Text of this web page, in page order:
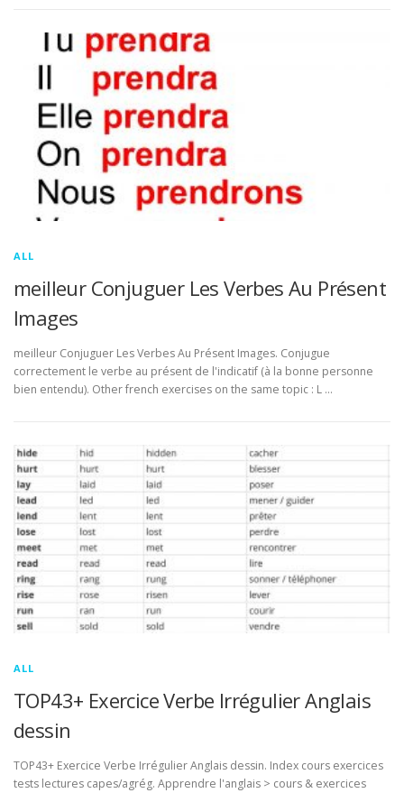
ALL
meilleur Conjuguer Les Verbes Au Présent
Images
meilleur Conjuguer Les Verbes Au Présent Images. Conjugue
correctement le verbe au présent de l'indicatif (à la bonne personne
bien entendu). Other french exercises on the same topic : L …
ALL
TOP43+ Exercice Verbe Irrégulier Anglais
dessin
TOP43+ Exercice Verbe Irrégulier Anglais dessin. Index cours exercices
tests lectures capes/agrég. Apprendre l'anglais > cours & exercices